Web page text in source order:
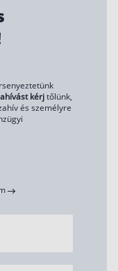
kérjtőlünk,
és személyre